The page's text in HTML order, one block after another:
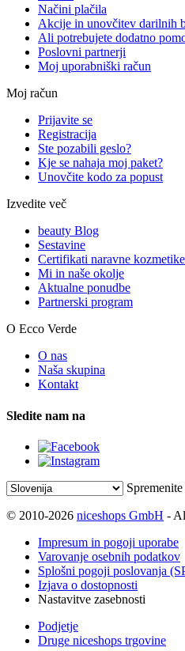
Načini plačila
Akcije in unovčitev darilnih
Ali potrebujete dodatno
Poslovni partnerji
Moj uporabniški račun
Moj račun
Prijavite se
Registracija
Ste pozabili geslo?
Kje se nahaja moj paket?
Unovčite kodo za popust
Izvedite več
beauty Blog
Sestavine
Certifikati naravne kozmetike
Mi in naše okolje
Aktualne ponudbe
Partnerski program
O Ecco Verde
O nas
Naša skupina
Kontakt
Sledite nam na
© 2010-2026 niceshops GmbH -
Impresum in pogoji uporabe
Varovanje osebnih podatkov
Splošni pogoji poslovanja
Izjava o dostopnosti
Nastavitve zasebnosti
Podjetje
Druge niceshops trgovine